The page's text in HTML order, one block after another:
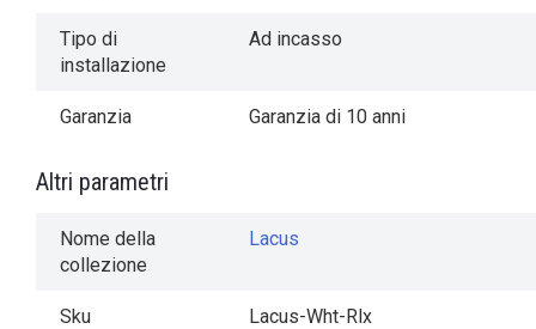
Tipo di
installazione
Ad incasso
Garanzia Garanzia di 10 anni
Altri parametri
Nome della
collezione
Lacus
Sku Lacus-Wht-Rlx